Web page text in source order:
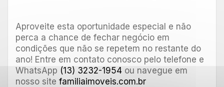
Aproveite esta oportunidade especial e não
perca a chance de fechar negócio em
condições que não se repetem no restante do
ano! Entre em contato conosco pelo telefone e
WhatsApp (13) 3232-1954 ou navegue em
nosso site familiaimoveis.com.br